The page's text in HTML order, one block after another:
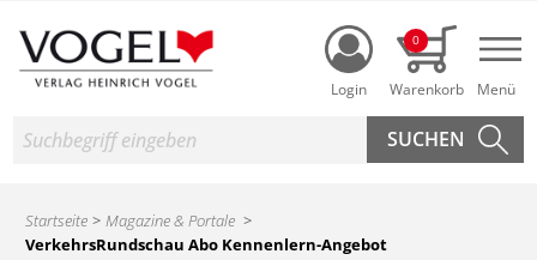
Login
0
Suche
Startseite
Magazine & Portale
VerkehrsRundschau Abo Kennenlern-Angebot